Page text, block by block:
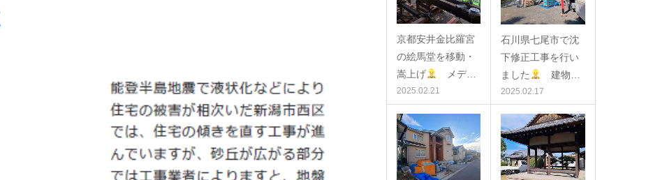
京都安井金比羅宮
の絵馬堂を移動・
嵩上げ
メデ…
2025.02.21
石川県七尾市で沈
下修正工事を行い
ました
建物…
2025.02.17